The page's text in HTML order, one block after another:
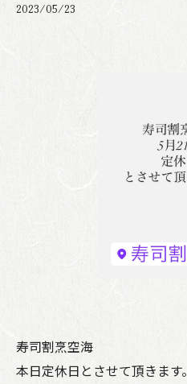
2023/05/23
寿司割烹空海
本日定休日とさせて頂きます。